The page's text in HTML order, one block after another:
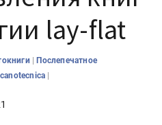
lay-flat
|Послепечатное
|